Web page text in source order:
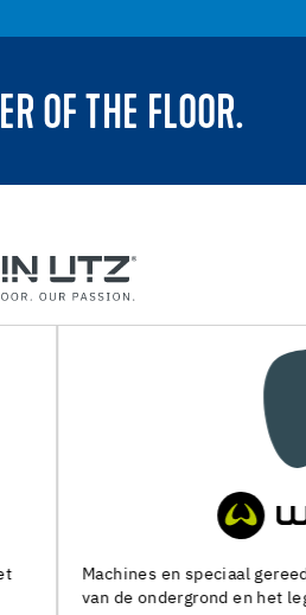
OF THE FLOOR.
voor de voorbereiding
leggen van alle soorten bedekking